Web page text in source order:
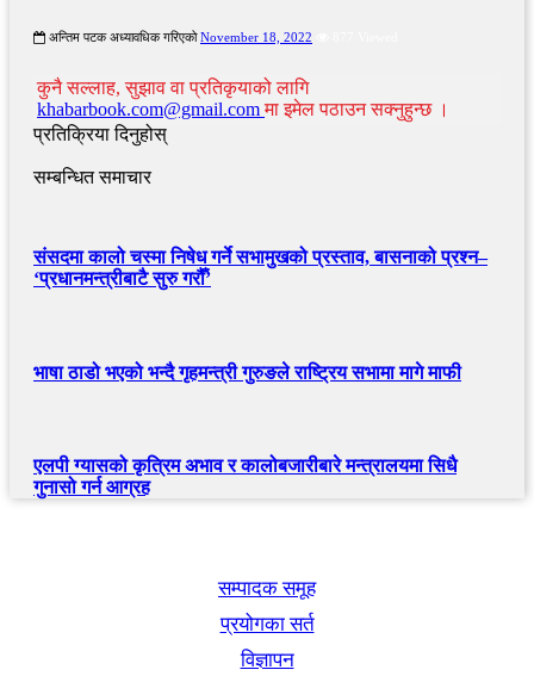
अन्तिम पटक अध्यावधिक गरिएको November 18, 2022
कुनै सल्लाह, सुझाव वा प्रतिकृयाको लागि
khabarbook.com@gmail.comमा इमेल पठाउन सक्नुहुन्छ ।
प्रतिक्रिया दिनुहोस्
सम्बन्धित समाचार
संसदमा कालो चस्मा निषेध गर्ने सभामुखको प्रस्ताव, बासनाको प्रश्न–
‘प्रधानमन्त्रीबाटै सुरु गरौँ’
भाषा ठाडो भएको भन्दै गृहमन्त्री गुरुङले राष्ट्रिय सभामा मागे माफी
एलपी ग्यासको कृत्रिम अभाव र कालोबजारीबारे मन्त्रालयमा सिधै
गुनासो गर्न आग्रह
सम्पादक समूह
प्रयोगका सर्त
विज्ञापन